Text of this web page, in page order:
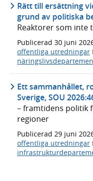
Rätt till ersättning
grund av politiska
Reaktorer som inte
Publicerad 30 juni
offentliga utredningar
Ett sammanhållet,
Sverige, SOU
– framtidens politik
regioner
Publicerad 29 juni
offentliga utredningar